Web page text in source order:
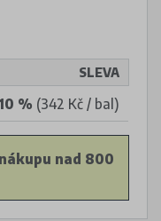
SLEVA
% (342 Kč / bal)
nad 800